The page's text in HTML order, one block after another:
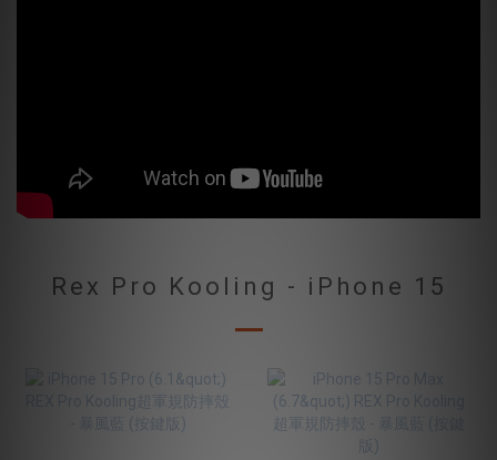
Rex Pro Kooling - iPhone 15